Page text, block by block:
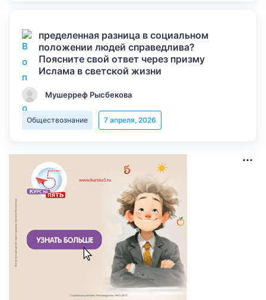
пределенная разница в социальном
положении людей справедлива?
Поясните свой ответ через призму
Ислама в светской жизни
Мушерреф Рысбекова
Обществознание 7 апреля, 2026